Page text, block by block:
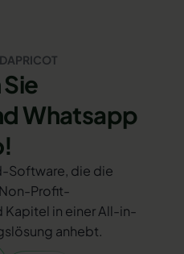
Whatsapp
Software, die die
Profit-
Kapitel in einer All-in-
anhebt.